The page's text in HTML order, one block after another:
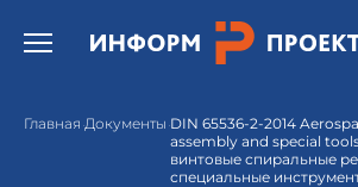
Открыть бургер меню.
Главная Документы DIN 65536-2-2014
assembly and special
винтовые спиральные
специальные